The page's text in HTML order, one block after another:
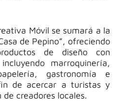
Móvil se sumará a la
de Pepino”, ofreciendo
de diseño con
marroquinería,
gastronomía e
de acercar a turistas y
creadores locales.